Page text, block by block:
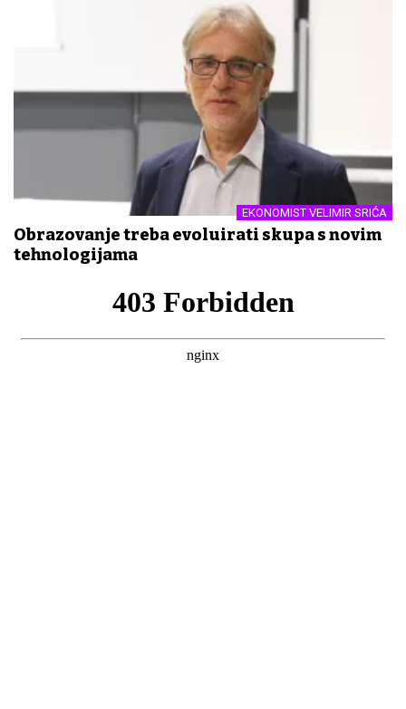
EKONOMIST VELIMIR SRIĆA
Obrazovanje treba evoluirati skupa s novim
tehnologijama